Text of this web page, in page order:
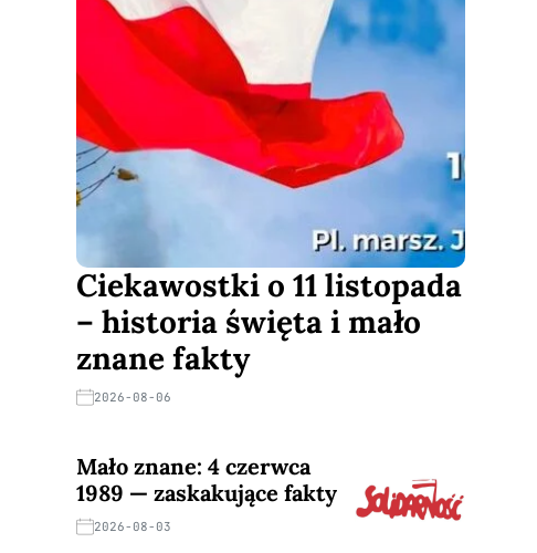
Ciekawostki o 11 listopada
– historia święta i mało
znane fakty
2026-08-06
Mało znane: 4 czerwca
1989 — zaskakujące fakty
2026-08-03